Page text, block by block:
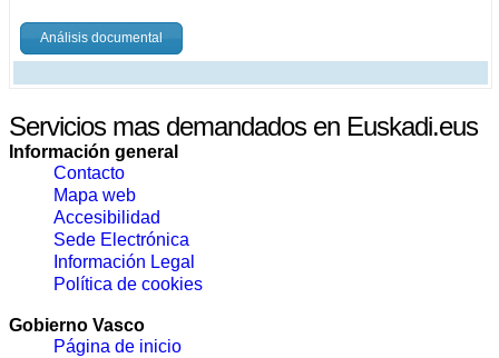
Análisis documental
Servicios mas demandados en Euskadi.eus
Información general
Contacto
Mapa web
Accesibilidad
Sede Electrónica
Información Legal
Política de cookies
Gobierno Vasco
Página de inicio